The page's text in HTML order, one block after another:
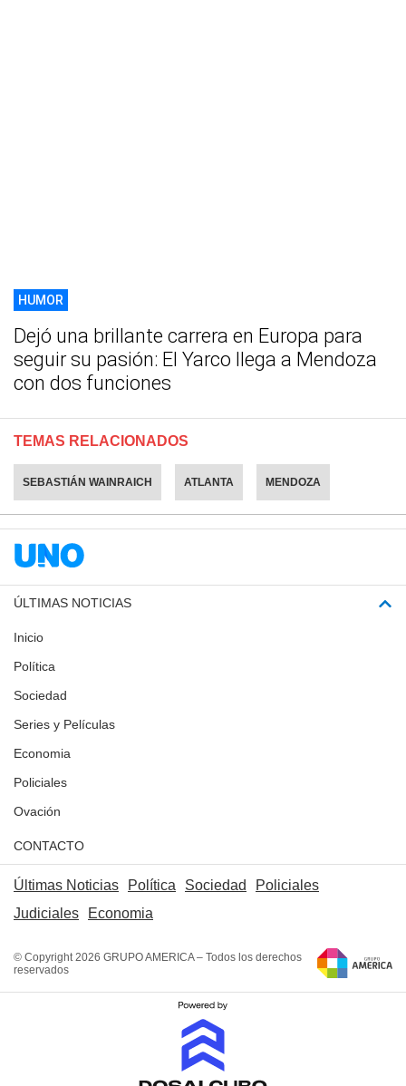
HUMOR
Dejó una brillante carrera en Europa para
seguir su pasión: El Yarco llega a Mendoza
con dos funciones
TEMAS RELACIONADOS
SEBASTIÁN WAINRAICH ATLANTA MENDOZA
ÚLTIMAS NOTICIAS
Inicio
Política
Sociedad
Series y Películas
Economia
Policiales
Ovación
CONTACTO
Últimas Noticias Política Sociedad
Policiales
Judiciales
Economia
© Copyright 2026 GRUPO AMERICA – Todos los derechos
reservados